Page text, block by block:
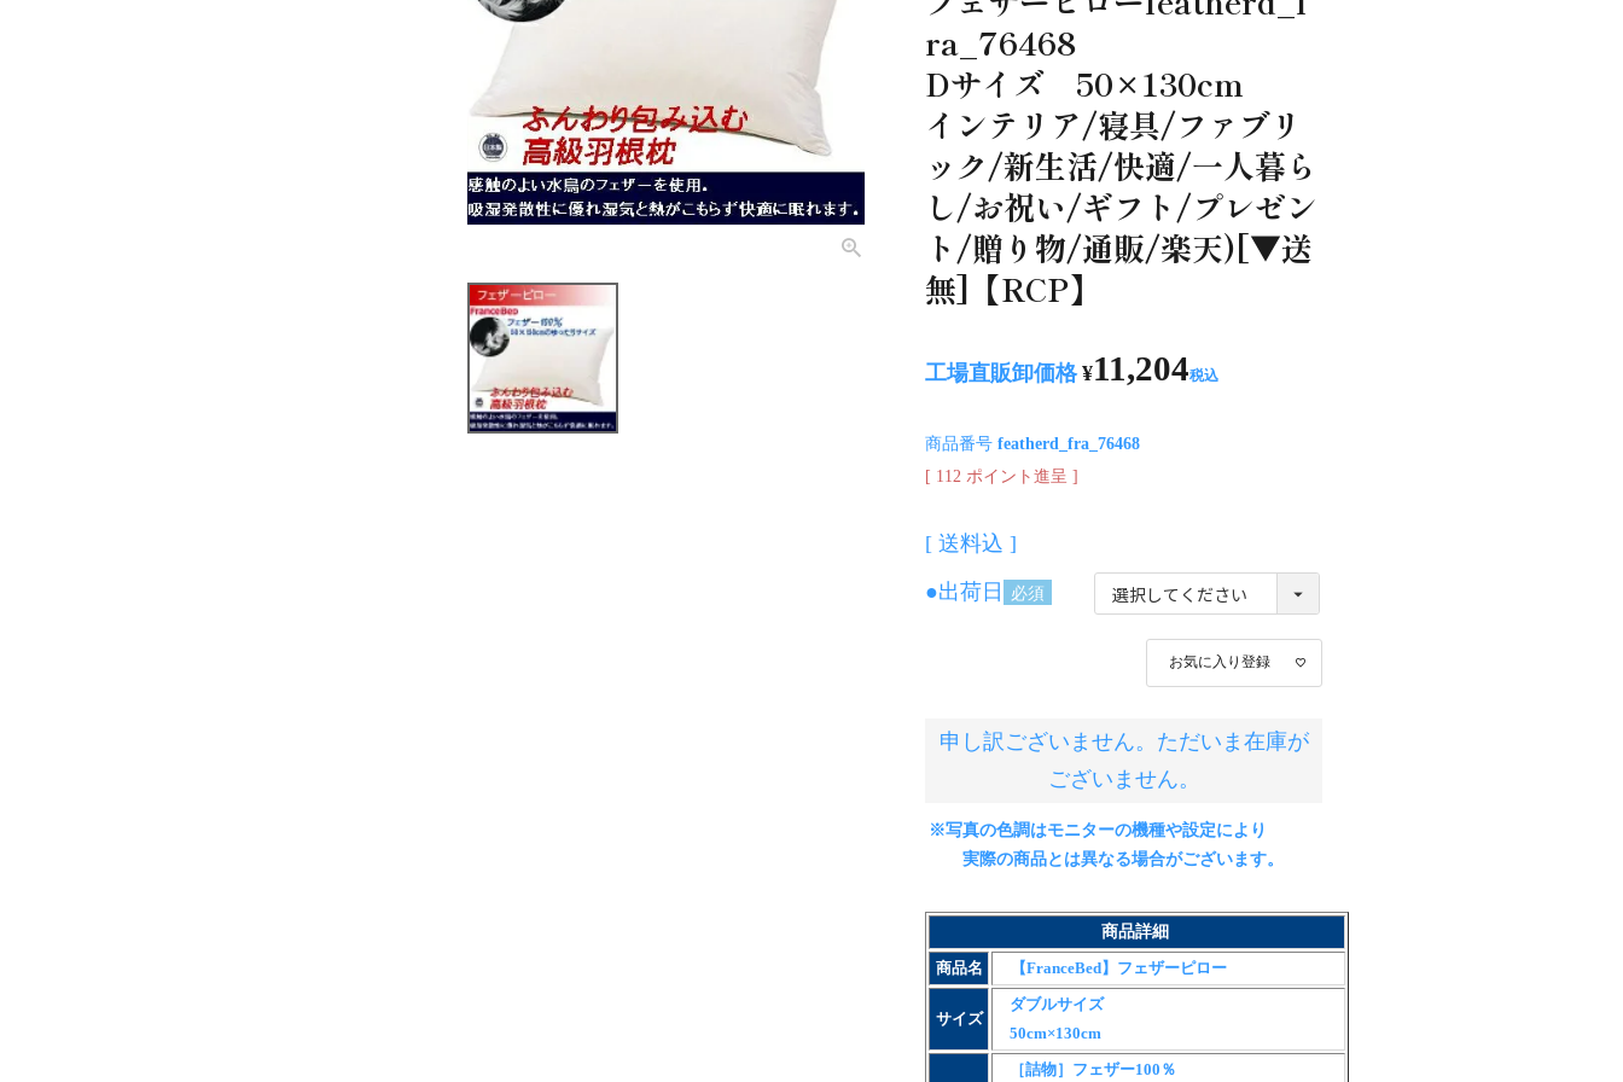
ra_76468
Dサイズ 50×130cm
インテリア/寝具/ファブリ
ック/新生活/快適/一人暮ら
し/お祝い/ギフト/プレゼン
ト/贈り物/通販/楽天)[▼送
無]【RCP】
工場直販卸価格 ¥11,204税込
商品番号 featherd_fra_76468
[ 112 ポイント進呈 ]
送料込
●出荷日
お気に入り登録
申し訳ございません。ただいま在庫が
ございません。
※写真の色調はモニターの機種や設定により
実際の商品とは異なる場合がございます。
商品詳細
商品名
【FranceBed】フェザーピロー
サイズ
ダブルサイズ
50cm×130cm
［詰物］フェザー100％